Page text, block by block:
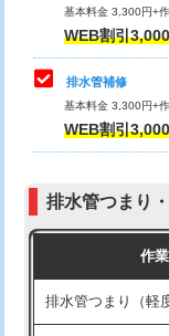
コンクリート斫
モルタル補修（厚
モルタル補修（厚
追加人工
※給水管工事は
式）)
交換・取付(混合
式・ワンホール）)
交換・取付(排水
交換・取付（その
持込商品取付（単
持込商品取付（混
持込商品取付（浄
基本料金 3,300円+
WEB割引
排水管補修
基本料金 3,300円+
WEB割引
排水管つまり
作
排水管つまり（軽